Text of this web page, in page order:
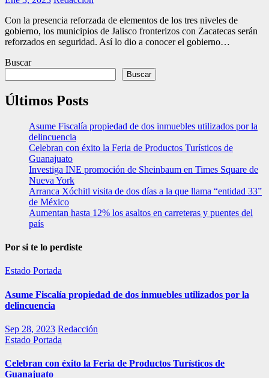
Con la presencia reforzada de elementos de los tres niveles de
gobierno, los municipios de Jalisco fronterizos con Zacatecas serán
reforzados en seguridad. Así lo dio a conocer el gobierno…
Buscar
Buscar
Últimos Posts
Asume Fiscalía propiedad de dos inmuebles utilizados por la
delincuencia
Celebran con éxito la Feria de Productos Turísticos de
Guanajuato
Investiga INE promoción de Sheinbaum en Times Square de
Nueva York
Arranca Xóchitl visita de dos días a la que llama “entidad 33”
de México
Aumentan hasta 12% los asaltos en carreteras y puentes del
país
Por si te lo perdiste
Estado Portada
Asume Fiscalía propiedad de dos inmuebles utilizados por la
delincuencia
Sep 28, 2023 Redacción
Estado Portada
Celebran con éxito la Feria de Productos Turísticos de
Guanajuato